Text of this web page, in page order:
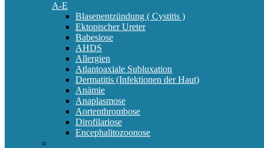
A-E
Blasenentzündung ( Cystitis )
Ektopischer Ureter
Babesiose
AHDS
Allergien
Atlantoaxiale Subluxation
Dermatitis (Infektionen der Haut)
Anämie
Anaplasmose
Aortenthrombose
Dirofilariose
Encephalitozoonose